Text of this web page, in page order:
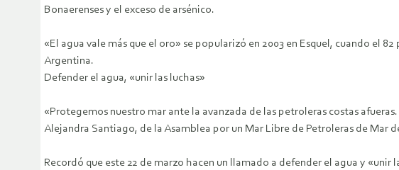
Bonaerenses y el exceso de arsénico.
«El agua vale más que el oro» se popularizó en 2003 en Esquel, cuando el
Argentina.
Defender el agua, «unir las luchas»
«Protegemos nuestro mar ante la avanzada de las petroleras costas
Alejandra Santiago, de la Asamblea por un Mar Libre de Petroleras de Mar
Recordó que este 22 de marzo hacen un llamado a defender el agua y